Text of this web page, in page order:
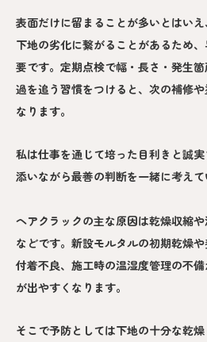
表面だけに留まることが多いとはい
下地の劣化に繋がることがあるため
要です。定期点検で幅・長さ・発生
過を追う習慣をつけると、次の補修
なります。
私は仕事を通じて培った目利きと誠
添いながら最善の判断を一緒に考えて
ヘアクラックの主な原因は乾燥収縮
などです。新設モルタルの初期乾燥
付着不良、施工時の温湿度管理の不
が出やすくなります。
そこで予防としては下地の十分な乾